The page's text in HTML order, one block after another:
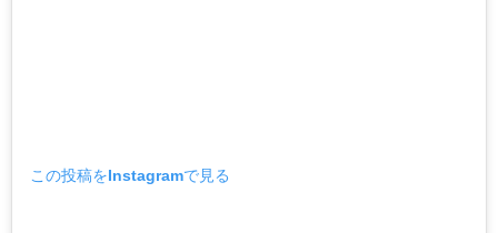
この投稿をInstagramで見る